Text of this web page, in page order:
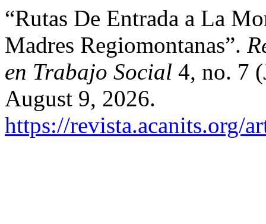
“Rutas De Entrada a La
Madres Regiomontanas”.
en Trabajo Social 4, no. 7
August 9, 2026.
https://revista.acanits.org/